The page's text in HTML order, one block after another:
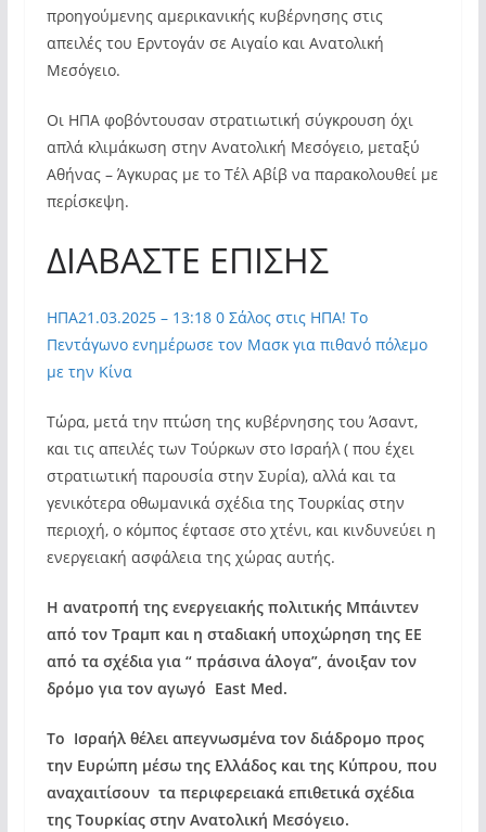
προηγούμενης αμερικανικής κυβέρνησης στις
απειλές του Ερντογάν σε Αιγαίο και Ανατολική
Μεσόγειο.
Οι ΗΠΑ φοβόντουσαν στρατιωτική σύγκρουση όχι
απλά κλιμάκωση στην Ανατολική Μεσόγειο, μεταξύ
Αθήνας – Άγκυρας με το Τέλ Αβίβ να παρακολουθεί με
περίσκεψη.
ΔΙΑΒΑΣΤΕ ΕΠΙΣΗΣ
ΗΠΑ21.03.2025 – 13:180 Σάλος στις ΗΠΑ! Το
Πεντάγωνο ενημέρωσε τον Μασκ για πιθανό πόλεμο
με την Κίνα
Τώρα, μετά την πτώση της κυβέρνησης του Άσαντ,
και τις απειλές των Τούρκων στο Ισραήλ ( που έχει
στρατιωτική παρουσία στην Συρία), αλλά και τα
γενικότερα οθωμανικά σχέδια της Τουρκίας στην
περιοχή, ο κόμπος έφτασε στο χτένι, και κινδυνεύει η
ενεργειακή ασφάλεια της χώρας αυτής.
Η ανατροπή της ενεργειακής πολιτικής Μπάιντεν
από τον Τραμπ και η σταδιακή υποχώρηση της ΕΕ
από τα σχέδια για “ πράσινα άλογα”, άνοιξαν τον
δρόμο για τον αγωγό East Med.
Το Ισραήλ θέλει απεγνωσμένα τον διάδρομο προς
την Ευρώπη μέσω της Ελλάδος και της Κύπρου, που
αναχαιτίσουν τα περιφερειακά επιθετικά σχέδια
της Τουρκίας στην Ανατολική Μεσόγειο.